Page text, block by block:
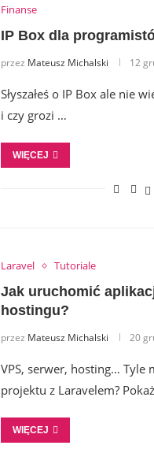
Finanse
IP Box dla
przez Mateusz Michalski 12
Słyszałeś o IP Box ale nie
i czy grozi …
WIĘCEJ
Laravel Tutoriale
Jak uruchomić
hostingu?
przez Mateusz Michalski 20
VPS, serwer, hosting… Tyle
projektu z Laravelem?
WIĘCEJ